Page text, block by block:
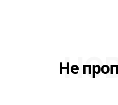
Не